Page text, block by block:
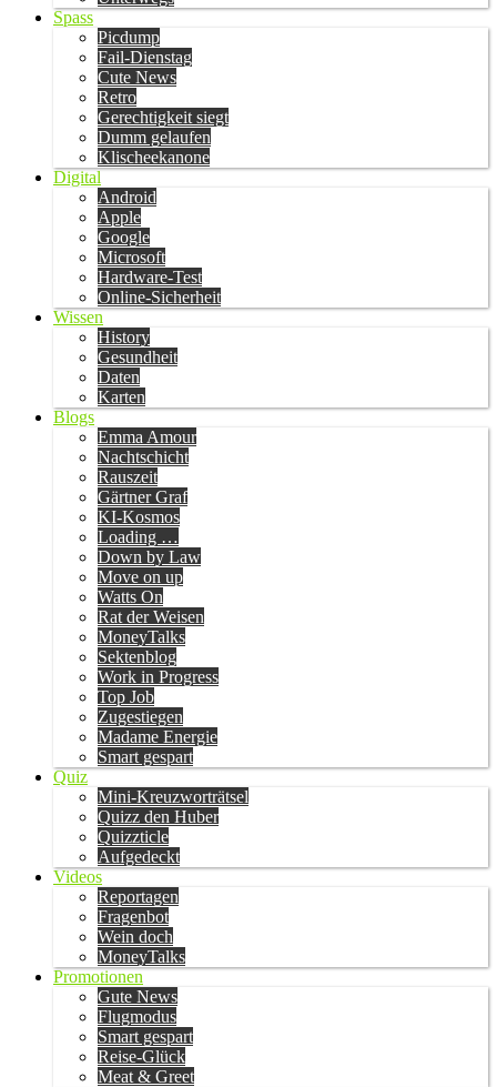
Spass
Picdump
Fail-Dienstag
Cute News
Retro
Gerechtigkeit siegt
Dumm gelaufen
Klischeekanone
Digital
Android
Apple
Google
Microsoft
Hardware-Test
Online-Sicherheit
Wissen
History
Gesundheit
Daten
Karten
Blogs
Emma Amour
Nachtschicht
Rauszeit
Gärtner Graf
KI-Kosmos
Loading …
Down by Law
Move on up
Watts On
Rat der Weisen
MoneyTalks
Sektenblog
Work in Progress
Top Job
Zugestiegen
Madame Energie
Smart gespart
Quiz
Mini-Kreuzworträtsel
Quizz den Huber
Quizzticle
Aufgedeckt
Videos
Reportagen
Fragenbot
Wein doch
MoneyTalks
Promotionen
Gute News
Flugmodus
Smart gespart
Reise-Glück
Meat & Greet